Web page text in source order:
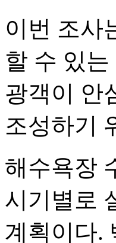
이번 조사
할 수 있
광객이 안
조성하기
해수욕장
시기별로
계획이다.